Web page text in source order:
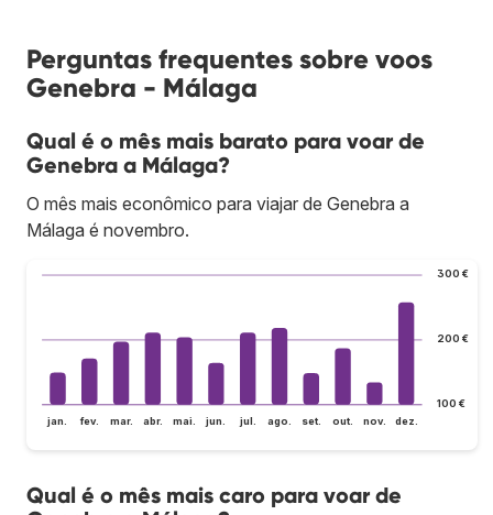
Perguntas frequentes sobre voos
Genebra - Málaga
Qual é o mês mais barato para voar de
Genebra a Málaga?
O mês mais econômico para viajar de Genebra a
Málaga é novembro.
100 €
200 €
300 €
jan. fev. mar. abr. mai. jun. jul. ago. set. out. nov. dez.
Qual é o mês mais caro para voar de